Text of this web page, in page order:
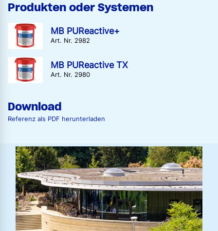
Produkten oder Systemen
MB PUReactive+
Art. Nr. 2982
MB PUReactive TX
Art. Nr. 2980
Download
Referenz als PDF herunterladen